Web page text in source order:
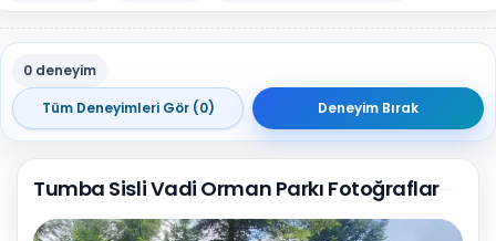
0 deneyim
Tüm Deneyimleri Gör (0)
Deneyim Bırak
Tumba Sisli Vadi Orman Parkı Fotoğraflar